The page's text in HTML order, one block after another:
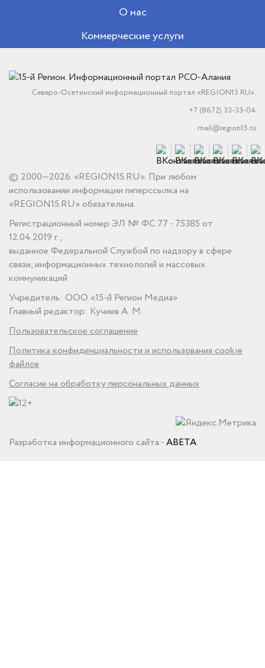
О нас
Коммерческие услуги
Северо-Осетинский информационный портал «REGION15.RU».
+7 (8672) 33-33-04
mail@region15.ru
© 2000—2026. «REGION15.RU». При любом
использовании информации гиперссылка на
«REGION15.RU» обязательна.
Регистрационный номер ЭЛ № ФС 77 - 75385 от
12.04.2019 г.,
выданное Федеральной Службой по надзору в сфере
связи, информационных технологий и массовых
коммуникаций
Учредитель: ООО «15-й Регион Медиа»
Главный редактор: Кучиев А. М.
Пользовательское соглашение
Политика конфиденциальности и использования cookie
файлов
Согласие на обработку персональных данных
Разработка информационного сайта -ABETA